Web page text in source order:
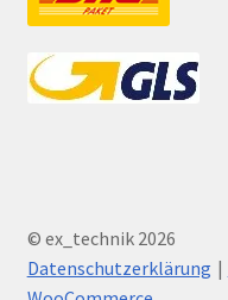
© ex_technik 2026
Datenschutzerklärung